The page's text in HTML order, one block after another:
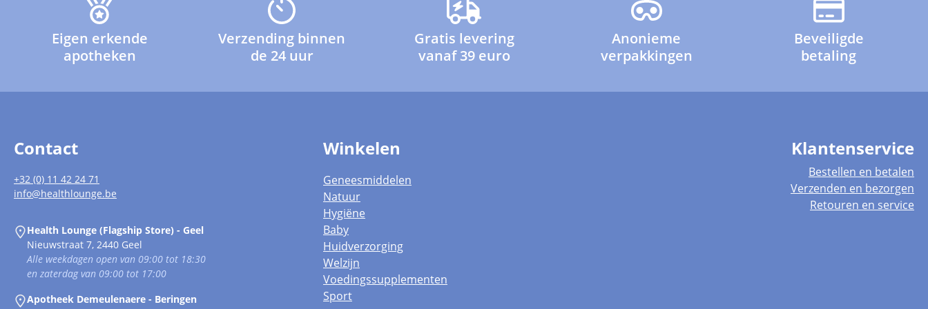
Eigen erkende
apotheken
Verzending binnen
de 24 uur
Gratis levering
vanaf 39 euro
Anonieme
verpakkingen
Beveiligde
betaling
Contact
+32 (0) 11 42 24 71
info@healthlounge.be
Health Lounge (Flagship Store) - Geel
Nieuwstraat 7, 2440 Geel
Alle weekdagen open van 09:00 tot 18:30
en zaterdag van 09:00 tot 17:00
Apotheek Demeulenaere - Beringen
Winkelen
Geneesmiddelen
Natuur
Hygiëne
Baby
Huidverzorging
Welzijn
Voedingssupplementen
Sport
Klantenservice
Bestellen en betalen
Verzenden en bezorgen
Retouren en service